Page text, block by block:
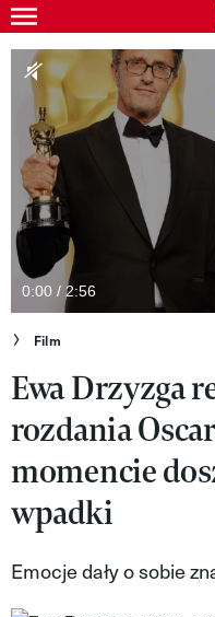
Skip
to
main
content
Gwiazdy
Ludzie
Moda
Uroda
Styl życia
Kultura
Wideo
Nasze akcje
VIVA!ART
VIVA!MODA
VIVA!LIFESTYLE
VIVA!MAN
VIVA!PEOPLE POWER
0:00 / 2:56
Film
Ewa Drzyzga
rozdania
momencie
wpadki
Emocje dały o sobie